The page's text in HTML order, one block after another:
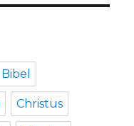
Bibel
Christus